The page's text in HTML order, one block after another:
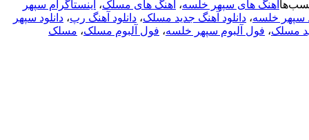
اهنگ های سپهر خلسه، اهنگ های مسلک، اینستاگرام سپهر
سپهر خلسه، دانلود آهنگ جدید مسلک، دانلود آهنگ رپ، دانلود سپهر
مسلک، فول آلبوم سپهر خلسه، فول آلبوم مسلک، مسلک